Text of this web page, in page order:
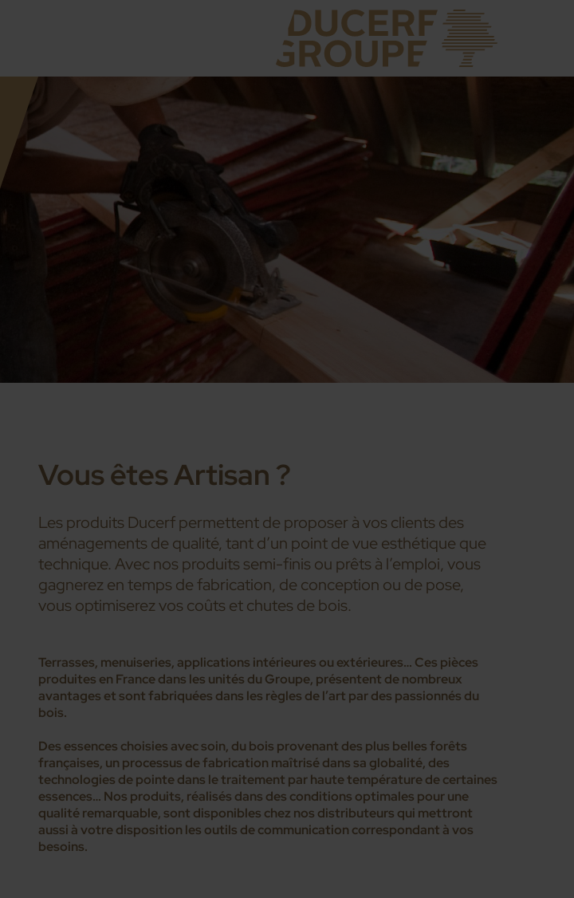
Vous êtes Artisan ?
Les produits Ducerf permettent de proposer à vos clients des
aménagements de qualité, tant d’un point de vue esthétique que
technique. Avec nos produits semi-finis ou prêts à l’emploi, vous
gagnerez en temps de fabrication, de conception ou de pose,
vous optimiserez vos coûts et chutes de bois.
Terrasses, menuiseries, applications intérieures ou extérieures… Ces pièces
produites en France dans les unités du Groupe, présentent de nombreux
avantages et sont fabriquées dans les règles de l’art par des passionnés du
bois.
Des essences choisies avec soin, du bois provenant des plus belles forêts
françaises, un processus de fabrication maîtrisé dans sa globalité, des
technologies de pointe dans le traitement par haute température de certaines
essences… Nos produits, réalisés dans des conditions optimales pour une
qualité remarquable, sont disponibles chez nos distributeurs qui mettront
aussi à votre disposition les outils de communication correspondant à vos
besoins.